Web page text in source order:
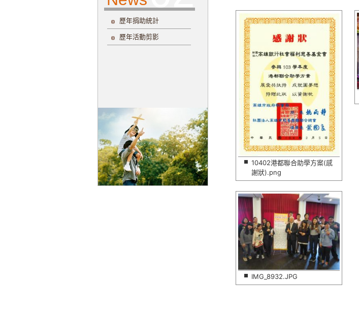
歷年捐助統計
歷年活動剪影
10402港都聯合助學方案(感
謝狀).png
IMG_8932.JPG